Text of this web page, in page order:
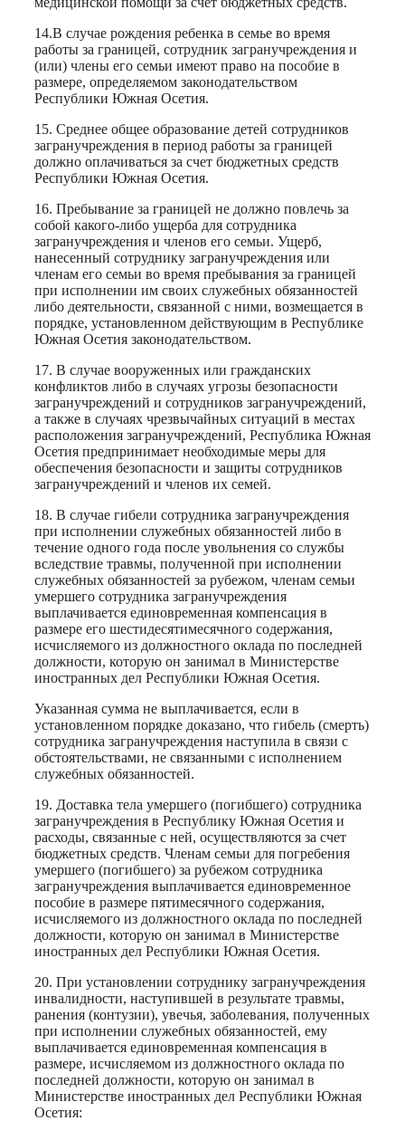
14.В случае рождения ребенка в семье во время
работы за границей, сотрудник загранучреждения и
(или) члены его семьи имеют право на пособие в
размере, определяемом законодательством
Республики Южная Осетия.
15. Среднее общее образование детей сотрудников
загранучреждения в период работы за границей
должно оплачиваться за счет бюджетных средств
Республики Южная Осетия.
16. Пребывание за границей не должно повлечь за
собой какого-либо ущерба для сотрудника
загранучреждения и членов его семьи. Ущерб,
нанесенный сотруднику загранучреждения или
членам его семьи во время пребывания за границей
при исполнении им своих служебных обязанностей
либо деятельности, связанной с ними, возмещается в
порядке, установленном действующим в Республике
Южная Осетия законодательством.
17. В случае вооруженных или гражданских
конфликтов либо в случаях угрозы безопасности
загранучреждений и сотрудников загранучреждений,
а также в случаях чрезвычайных ситуаций в местах
расположения загранучреждений, Республика Южная
Осетия предпринимает необходимые меры для
обеспечения безопасности и защиты сотрудников
загранучреждений и членов их семей.
18. В случае гибели сотрудника загранучреждения
при исполнении служебных обязанностей либо в
течение одного года после увольнения со службы
вследствие травмы, полученной при исполнении
служебных обязанностей за рубежом, членам семьи
умершего сотрудника загранучреждения
выплачивается единовременная компенсация в
размере его шестидесятимесячного содержания,
исчисляемого из должностного оклада по последней
должности, которую он занимал в Министерстве
иностранных дел Республики Южная Осетия.
Указанная сумма не выплачивается, если в
установленном порядке доказано, что гибель (смерть)
сотрудника загранучреждения наступила в связи с
обстоятельствами, не связанными с исполнением
служебных обязанностей.
19. Доставка тела умершего (погибшего) сотрудника
загранучреждения в Республику Южная Осетия и
расходы, связанные с ней, осуществляются за счет
бюджетных средств. Членам семьи для погребения
умершего (погибшего) за рубежом сотрудника
загранучреждения выплачивается единовременное
пособие в размере пятимесячного содержания,
исчисляемого из должностного оклада по последней
должности, которую он занимал в Министерстве
иностранных дел Республики Южная Осетия.
20. При установлении сотруднику загранучреждения
инвалидности, наступившей в результате травмы,
ранения (контузии), увечья, заболевания, полученных
при исполнении служебных обязанностей, ему
выплачивается единовременная компенсация в
размере, исчисляемом из должностного оклада по
последней должности, которую он занимал в
Министерстве иностранных дел Республики Южная
Осетия: